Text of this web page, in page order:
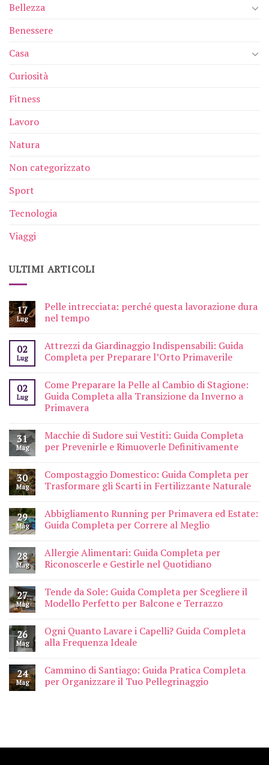
Bellezza
Benessere
Casa
Curiosità
Fitness
Lavoro
Natura
Non categorizzato
Sport
Tecnologia
Viaggi
ULTIMI ARTICOLI
17
Lug
Pelle intrecciata: perché questa lavorazione dura
nel tempo
02
Lug
Attrezzi da Giardinaggio Indispensabili: Guida
Completa per Preparare l’Orto Primaverile
02
Lug
Come Preparare la Pelle al Cambio di Stagione:
Guida Completa alla Transizione da Inverno a
Primavera
31
Mag
Macchie di Sudore sui Vestiti: Guida Completa
per Prevenirle e Rimuoverle Definitivamente
30
Mag
Compostaggio Domestico: Guida Completa per
Trasformare gli Scarti in Fertilizzante Naturale
29
Mag
Abbigliamento Running per Primavera ed Estate:
Guida Completa per Correre al Meglio
28
Mag
Allergie Alimentari: Guida Completa per
Riconoscerle e Gestirle nel Quotidiano
27
Mag
Tende da Sole: Guida Completa per Scegliere il
Modello Perfetto per Balcone e Terrazzo
26
Mag
Ogni Quanto Lavare i Capelli? Guida Completa
alla Frequenza Ideale
24
Mag
Cammino di Santiago: Guida Pratica Completa
per Organizzare il Tuo Pellegrinaggio